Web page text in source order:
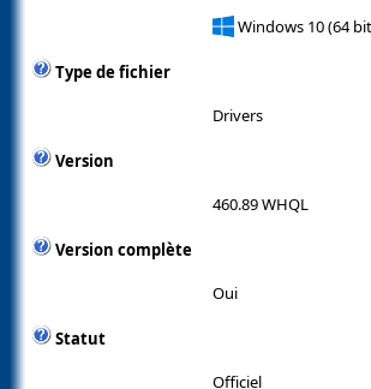
Windows 10 (64
Type de fichier
Drivers
Version
460.89 WHQL
Version complète
Oui
Statut
Officiel